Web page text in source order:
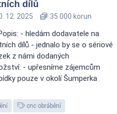
dílů
12. 2025 35 000 korun
- hledám dodavatele na
dílů - jednalo by se o sériové
z námi dodaných
- upřesníme zájemcům
pouze v okolí Šumperka
cnc obrábění